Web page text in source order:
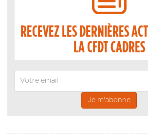
RECEVEZ LES DERNIÈRES
LA CFDT CADRES